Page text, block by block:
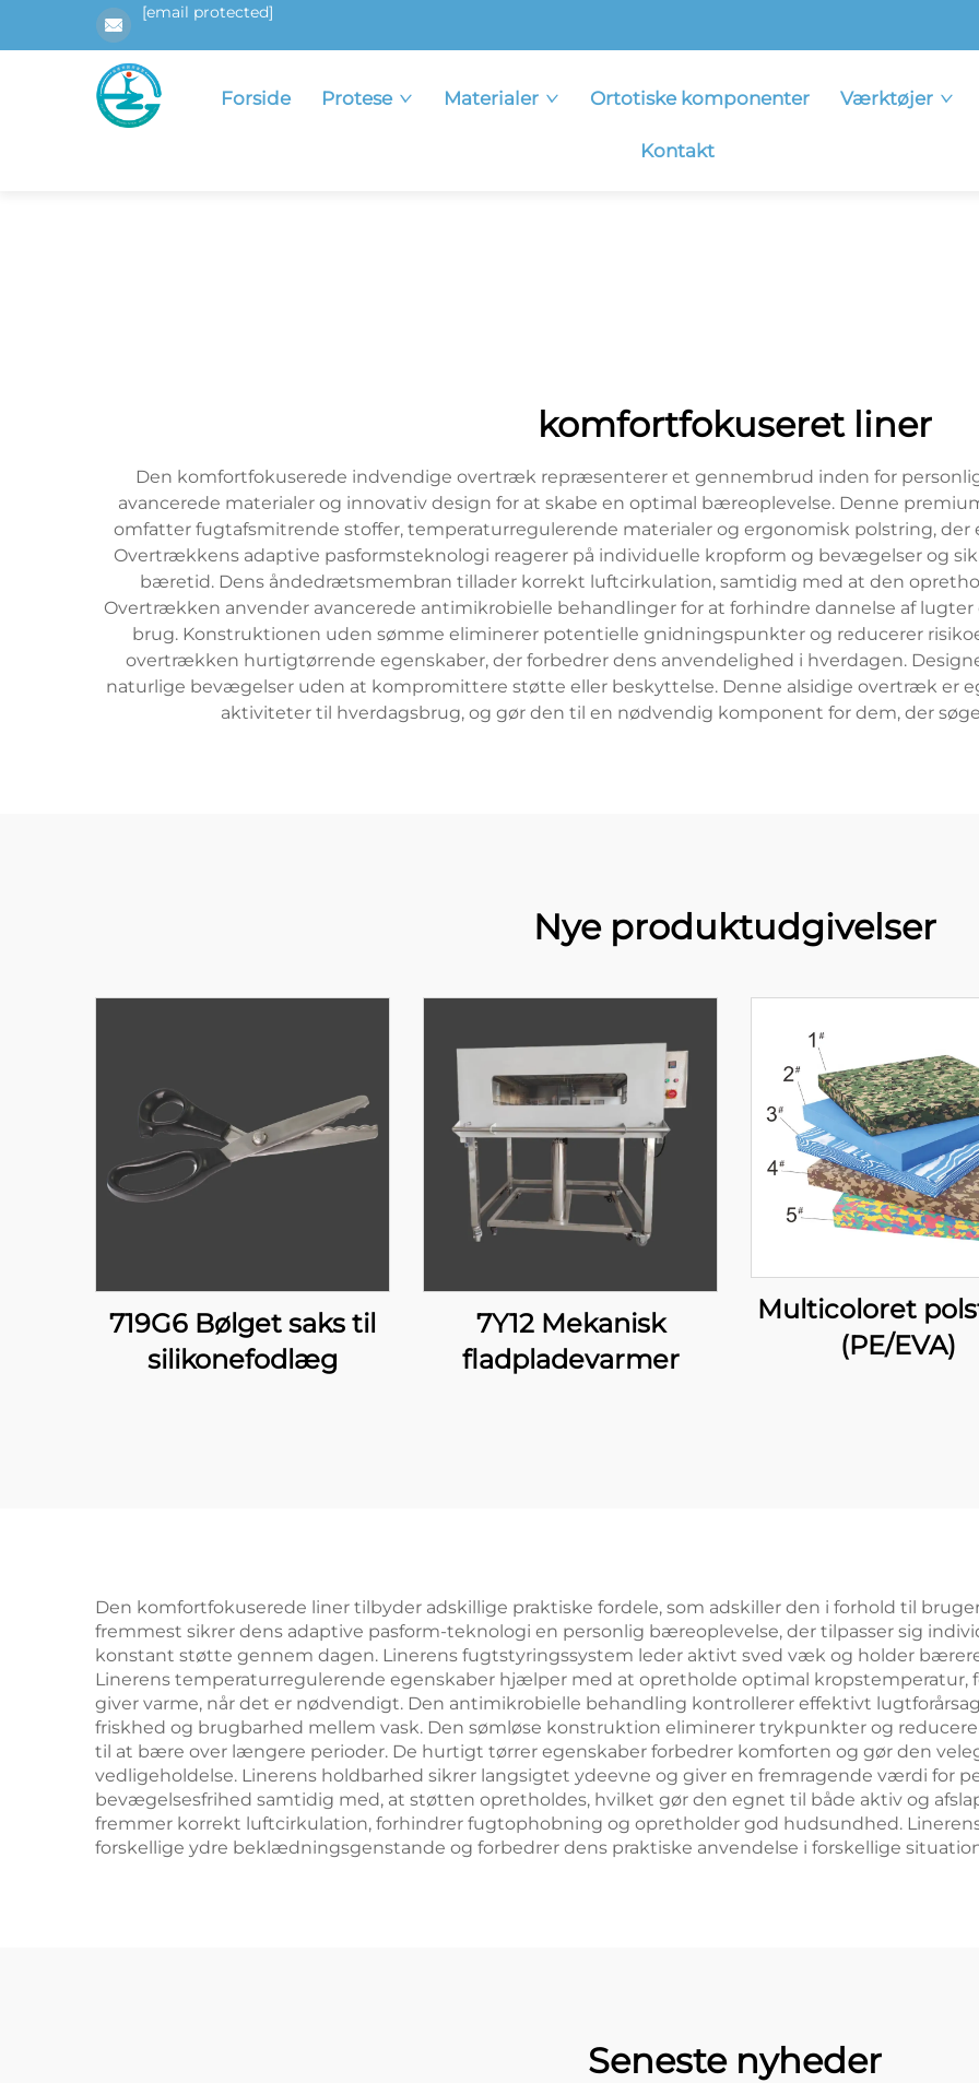
[email protected]
Forside Protese Materialer Ortotiske komponenter Værktøjer
Kontakt
komfortfokuseret liner
Den komfortfokuserede indvendige overtræk repræsenterer et gennembrud inden for
avancerede materialer og innovativ design for at skabe en optimal bæreoplevelse. Denne
omfatter fugtafsmitrende stoffer, temperaturregulerende materialer og ergonomisk polstring, der
Overtrækkens adaptive pasformsteknologi reagerer på individuelle kropform og bevægelser og
bæretid. Dens åndedrætsmembran tillader korrekt luftcirkulation, samtidig med at den
Overtrækken anvender avancerede antimikrobielle behandlinger for at forhindre dannelse af
brug. Konstruktionen uden sømme eliminerer potentielle gnidningspunkter og reducerer
overtrækken hurtigtørrende egenskaber, der forbedrer dens anvendelighed i hverdagen.
naturlige bevægelser uden at kompromittere støtte eller beskyttelse. Denne alsidige overtræk er
aktiviteter til hverdagsbrug, og gør den til en nødvendig komponent for dem, der
Nye produktudgivelser
719G6 Bølget saks til
silikonefodlæg
7Y12 Mekanisk
fladpladevarmer
Multicoloret
(PE/EVA)
Den komfortfokuserede liner tilbyder adskillige praktiske fordele, som adskiller den i forhold til
fremmest sikrer dens adaptive pasform-teknologi en personlig bæreoplevelse, der tilpasser sig
konstant støtte gennem dagen. Linerens fugtstyringssystem leder aktivt sved væk og holder
Linerens temperaturregulerende egenskaber hjælper med at opretholde optimal
giver varme, når det er nødvendigt. Den antimikrobielle behandling kontrollerer effektivt
friskhed og brugbarhed mellem vask. Den sømløse konstruktion eliminerer trykpunkter og
til at bære over længere perioder. De hurtigt tørrer egenskaber forbedrer komforten og gør den
vedligeholdelse. Linerens holdbarhed sikrer langsigtet ydeevne og giver en fremragende værdi for
bevægelsesfrihed samtidig med, at støtten opretholdes, hvilket gør den egnet til både aktiv og
fremmer korrekt luftcirkulation, forhindrer fugtophobning og opretholder god hudsundhed.
forskellige ydre beklædningsgenstande og forbedrer dens praktiske anvendelse i forskellige
Seneste nyheder